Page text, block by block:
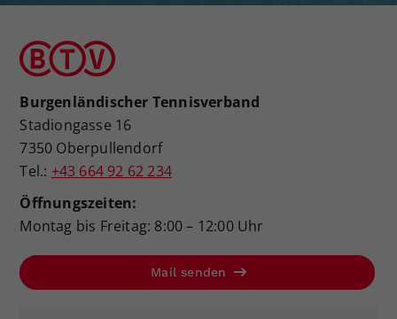
Burgenländischer Tennisverband
Stadiongasse 16
7350 Oberpullendorf
Tel.: +43 664 92 62 234
Öffnungszeiten:
Montag bis Freitag: 8:00 – 12:00 Uhr
Mail senden